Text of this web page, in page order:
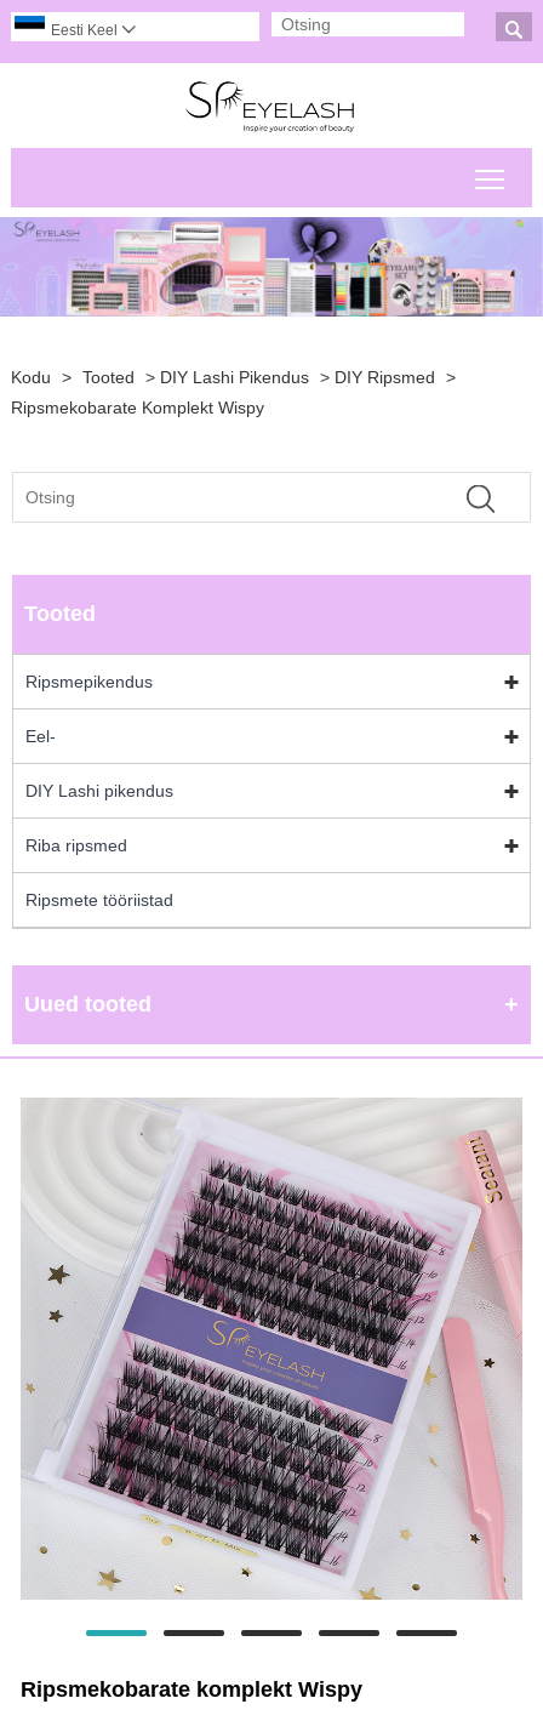

Eesti Keel 
Kodu > Tooted > DIY Lashi Pikendus > DIY Ripsmed
>
Ripsmekobarate Komplekt Wispy
Tooted
Ripsmepikendus
Eel-
DIY Lashi pikendus
Riba ripsmed
Ripsmete tööriistad
Uued tooted
Ripsmekobarate komplekt Wispy